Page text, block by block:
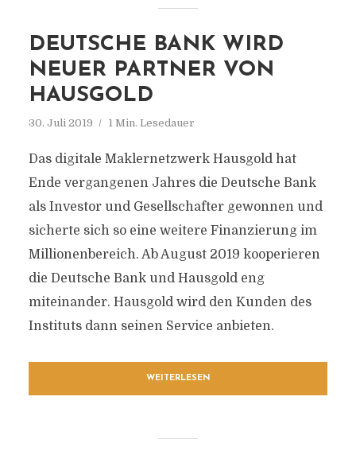
DEUTSCHE BANK WIRD
NEUER PARTNER VON
HAUSGOLD
30. Juli 2019 1 Min. Lesedauer
Das digitale Maklernetzwerk Hausgold hat
Ende vergangenen Jahres die Deutsche Bank
als Investor und Gesellschafter gewonnen und
sicherte sich so eine weitere Finanzierung im
Millionenbereich. Ab August 2019 kooperieren
die Deutsche Bank und Hausgold eng
miteinander. Hausgold wird den Kunden des
Instituts dann seinen Service anbieten.
WEITERLESEN